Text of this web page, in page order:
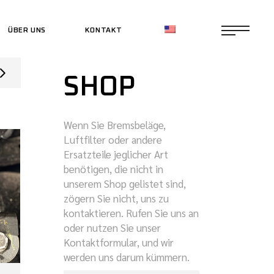
ÜBER UNS KONTAKT
SHOP
SHOP
Wenn Sie Bremsbeläge,
Luftfilter oder andere
Ersatzteile jeglicher Art
benötigen, die nicht in
unserem Shop gelistet sind,
zögern Sie nicht, uns zu
kontaktieren. Rufen Sie uns an
oder nutzen Sie unser
Kontaktformular, und wir
werden uns darum kümmern.